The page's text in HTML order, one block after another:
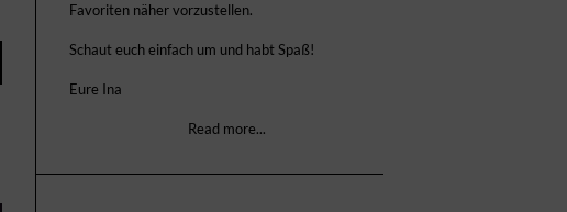
Favoriten näher vorzustellen.
Schaut euch einfach um und habt Spaß!
Eure Ina
Read more...